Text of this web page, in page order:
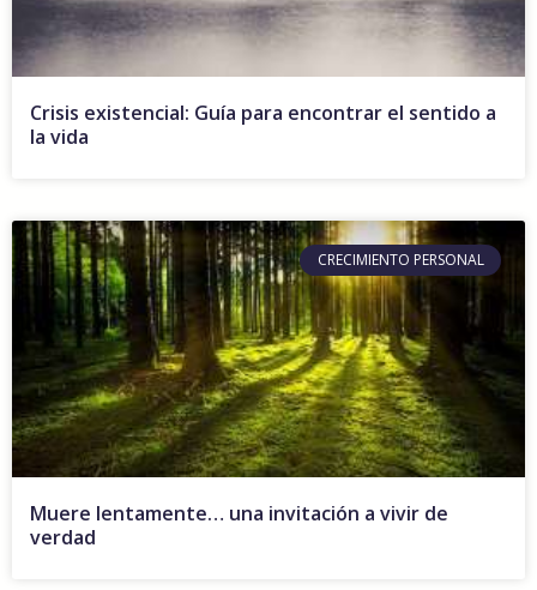
Crisis existencial: Guía para encontrar el sentido a
la vida
CRECIMIENTO PERSONAL
Muere lentamente… una invitación a vivir de
verdad